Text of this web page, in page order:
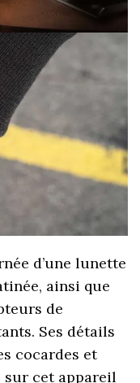
d’une lunette
ainsi que
de
Ses détails
cocardes et
sur cet appareil